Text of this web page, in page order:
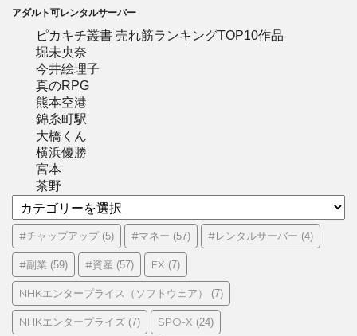
アダルト可レンタルサーバー
ピカキチ叢書 売れ筋ランキングTOP10作品
堀未央奈
今井絵理子
真のRPG
熊本空港
錦糸町駅
大橋くん
横浜優勝
宮本
茶野
テ
ゴ
リ
ー
#チャップアップ(5) #マネー (57) #レンタルサーバー (4)
#副業 (59) #資産 (57) FX (7)
NHKエンタープライス（ソフトウェア） (7)
NHKエンタープライズ (7) SPO-X (24)